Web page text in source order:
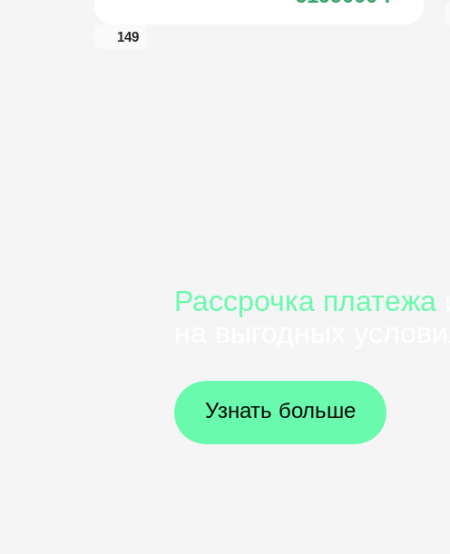
149
Рассрочка платежа
Узнать больше